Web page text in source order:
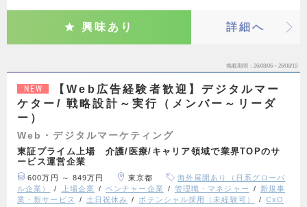
興味あり 詳細へ
掲載期間 26/08/06～26/08/19
NEW
【Web広告経験者歓迎】デジタルマー
ケター/ 戦略設計～実行（メンバー～リーダ
ー）
Web・デジタルマーケティング
東証プライム上場 介護/医療/キャリア領域で業界TOPのサ
ービス運営企業
600万円 ～ 849万円 東京都
海外展開あり（日系グローバ
ル企業）
上場企業 ベンチャー企業 管理職・マネジャー
新規事
業・新サービス
土日祝休み ポテンシャル採用（未経験可）
CxO